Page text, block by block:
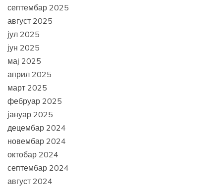
септембар 2025
август 2025
јул 2025
јун 2025
мај 2025
април 2025
март 2025
фебруар 2025
јануар 2025
децембар 2024
новембар 2024
октобар 2024
септембар 2024
август 2024